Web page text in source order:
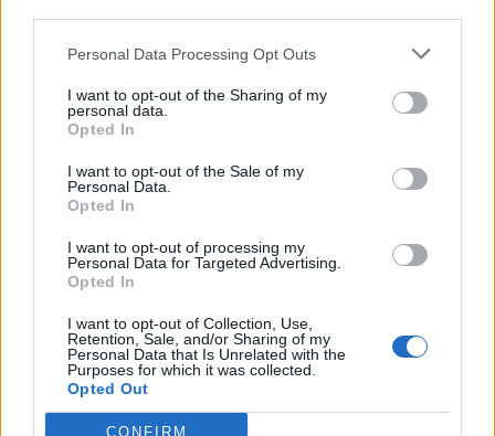
Personal Data Processing Opt Outs
I want to opt-out of the Sharing of my
personal data.
Opted In
I want to opt-out of the Sale of my
Personal Data.
Opted In
I want to opt-out of processing my
Personal Data for Targeted Advertising.
Opted In
I want to opt-out of Collection, Use,
Retention, Sale, and/or Sharing of my
Personal Data that Is Unrelated with the
Purposes for which it was collected.
Opted Out
CONFIRM
Χορηγοί του Laconia Summer Basketour είναι οι:
Attica Wealth, Biogreco, Petra Summer Club,
Princess Kyniska Suites, Hotel Lazareto, Enetiko
Café Cocktail Bar, Ημίχρονο Σπορ, Οπτικά
Κότσαλης, Tzante Restaurant, Cafe,
Φυσικοθεραπευτήριο Διαμαντόπουλος, ΝΡ
Κάβα.
Το Laconia Summer Basketour συνδιοργανώνεται
από τον Δήμο Μονεμβασιάς και τον αθλητικό
σύλλογο ΑΠΟΕΛ, με την στήριξη της
Περιφέρειας Πελοποννήσου και της